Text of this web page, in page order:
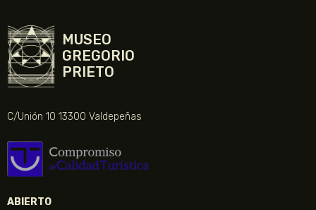
MUSEO
GREGORIO
PRIETO
C/Unión 10 13300 Valdepeñas
ABIERTO